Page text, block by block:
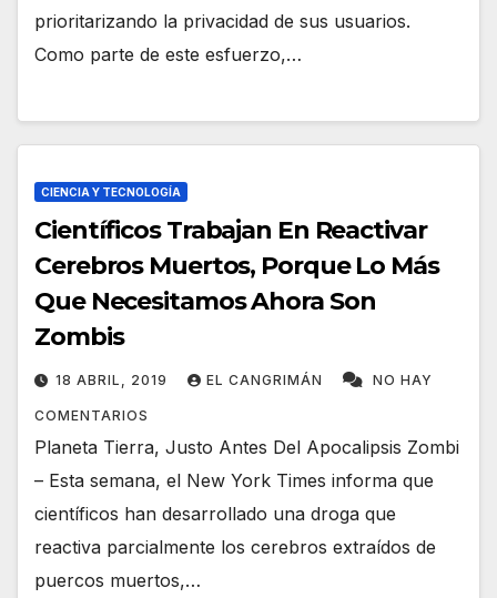
prioritarizando la privacidad de sus usuarios.
Como parte de este esfuerzo,…
CIENCIA Y TECNOLOGÍA
Científicos Trabajan En Reactivar
Cerebros Muertos, Porque Lo Más
Que Necesitamos Ahora Son
Zombis
18 ABRIL, 2019 EL CANGRIMÁN NO HAY
COMENTARIOS
Planeta Tierra, Justo Antes Del Apocalipsis Zombi
– Esta semana, el New York Times informa que
científicos han desarrollado una droga que
reactiva parcialmente los cerebros extraídos de
puercos muertos,…